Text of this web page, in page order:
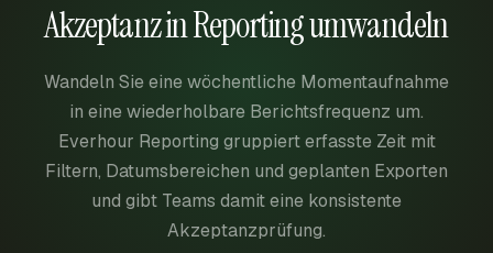
Akzeptanz in Reporting umwandeln
Wandeln Sie eine wöchentliche Momentaufnahme
in eine wiederholbare Berichtsfrequenz um.
Everhour Reporting gruppiert erfasste Zeit mit
Filtern, Datumsbereichen und geplanten Exporten
und gibt Teams damit eine konsistente
Akzeptanzprüfung.